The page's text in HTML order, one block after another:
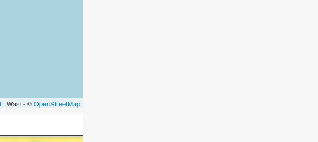
| Wasi - ©OpenStreetMap